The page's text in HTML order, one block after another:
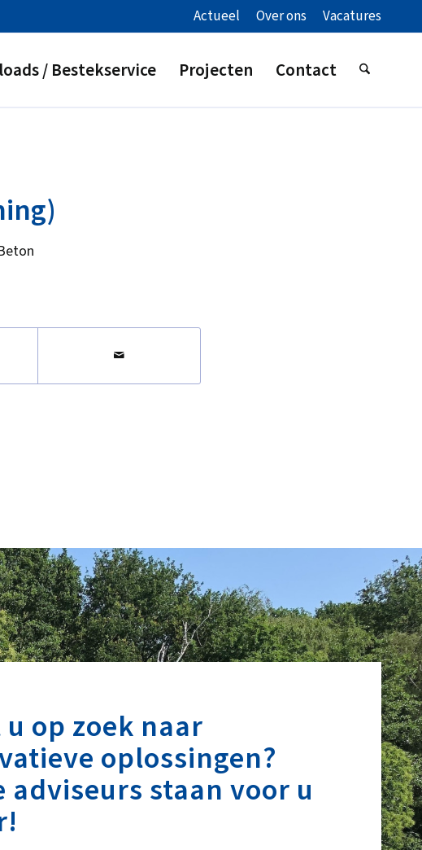
Actueel Over ons Vacatures
/ Bestekservice Projecten Contact
op zoek naar
oplossingen?
adviseurs staan voor u